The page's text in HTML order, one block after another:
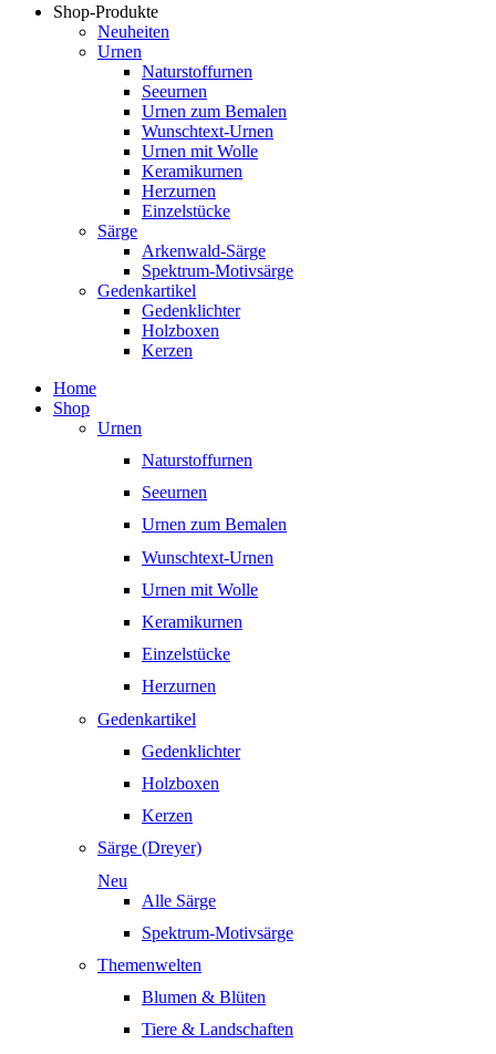
Shop-Produkte
Neuheiten
Urnen
Naturstoffurnen
Seeurnen
Urnen zum Bemalen
Wunschtext-Urnen
Urnen mit Wolle
Keramikurnen
Herzurnen
Einzelstücke
Särge
Arkenwald-Särge
Spektrum-Motivsärge
Gedenkartikel
Gedenklichter
Holzboxen
Kerzen
Home
Shop
Urnen
Naturstoffurnen
Seeurnen
Urnen zum Bemalen
Wunschtext-Urnen
Urnen mit Wolle
Keramikurnen
Einzelstücke
Herzurnen
Gedenkartikel
Gedenklichter
Holzboxen
Kerzen
Särge (Dreyer)
Neu
Alle Särge
Spektrum-Motivsärge
Themenwelten
Blumen & Blüten
Tiere & Landschaften